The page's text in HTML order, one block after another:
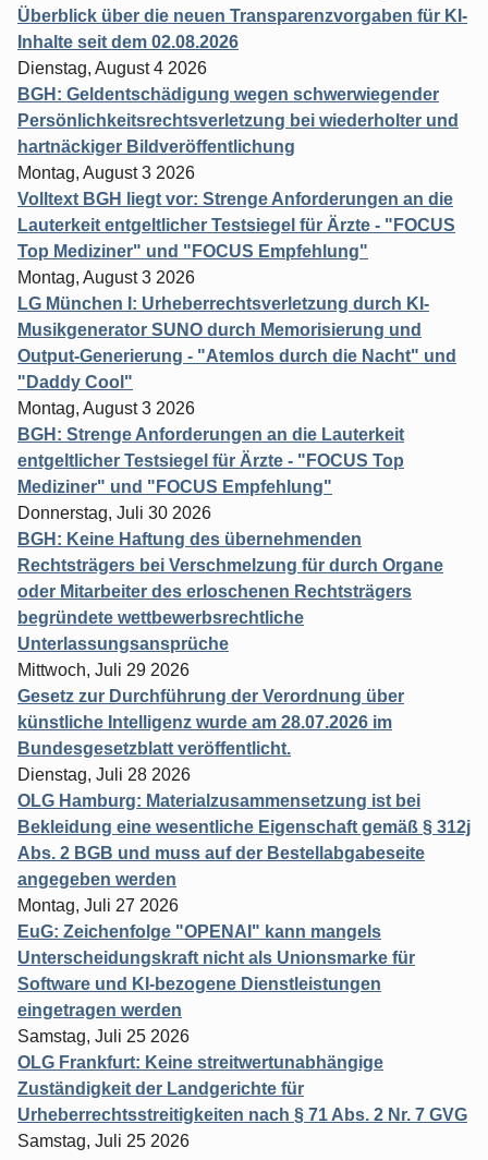
Überblick über die neuen Transparenzvorgaben für KI-
Inhalte seit dem 02.08.2026
Dienstag, August 4 2026
BGH: Geldentschädigung wegen schwerwiegender
Persönlichkeitsrechtsverletzung bei wiederholter und
hartnäckiger Bildveröffentlichung
Montag, August 3 2026
Volltext BGH liegt vor: Strenge Anforderungen an die
Lauterkeit entgeltlicher Testsiegel für Ärzte - "FOCUS
Top Mediziner" und "FOCUS Empfehlung"
Montag, August 3 2026
LG München I: Urheberrechtsverletzung durch KI-
Musikgenerator SUNO durch Memorisierung und
Output-Generierung - "Atemlos durch die Nacht" und
"Daddy Cool"
Montag, August 3 2026
BGH: Strenge Anforderungen an die Lauterkeit
entgeltlicher Testsiegel für Ärzte - "FOCUS Top
Mediziner" und "FOCUS Empfehlung"
Donnerstag, Juli 30 2026
BGH: Keine Haftung des übernehmenden
Rechtsträgers bei Verschmelzung für durch Organe
oder Mitarbeiter des erloschenen Rechtsträgers
begründete wettbewerbsrechtliche
Unterlassungsansprüche
Mittwoch, Juli 29 2026
Gesetz zur Durchführung der Verordnung über
künstliche Intelligenz wurde am 28.07.2026 im
Bundesgesetzblatt veröffentlicht.
Dienstag, Juli 28 2026
OLG Hamburg: Materialzusammensetzung ist bei
Bekleidung eine wesentliche Eigenschaft gemäß § 312j
Abs. 2 BGB und muss auf der Bestellabgabeseite
angegeben werden
Montag, Juli 27 2026
EuG: Zeichenfolge "OPENAI" kann mangels
Unterscheidungskraft nicht als Unionsmarke für
Software und KI-bezogene Dienstleistungen
eingetragen werden
Samstag, Juli 25 2026
OLG Frankfurt: Keine streitwertunabhängige
Zuständigkeit der Landgerichte für
Urheberrechtsstreitigkeiten nach § 71 Abs. 2 Nr. 7 GVG
Samstag, Juli 25 2026